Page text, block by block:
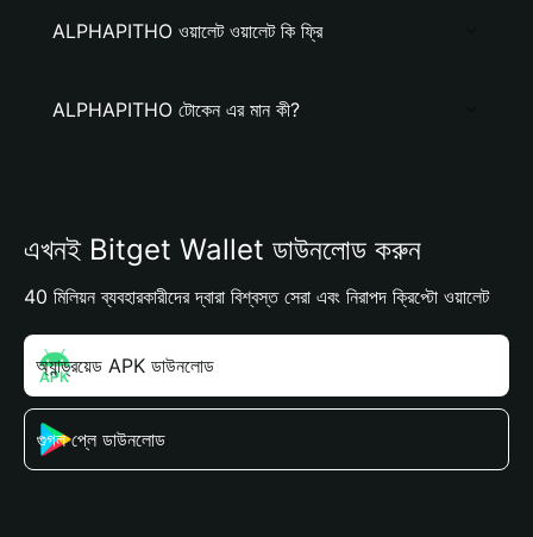
ALPHAPITHO ওয়ালেট ওয়ালেট কি ফ্রি
ALPHAPITHO টোকেন এর মান কী?
এখনই Bitget Wallet ডাউনলোড করুন
40 মিলিয়ন ব্যবহারকারীদের দ্বারা বিশ্বস্ত সেরা এবং নিরাপদ ক্রিপ্টো ওয়ালেট
অ্যান্ড্রয়েড APK ডাউনলোড
গুগল প্লে ডাউনলোড